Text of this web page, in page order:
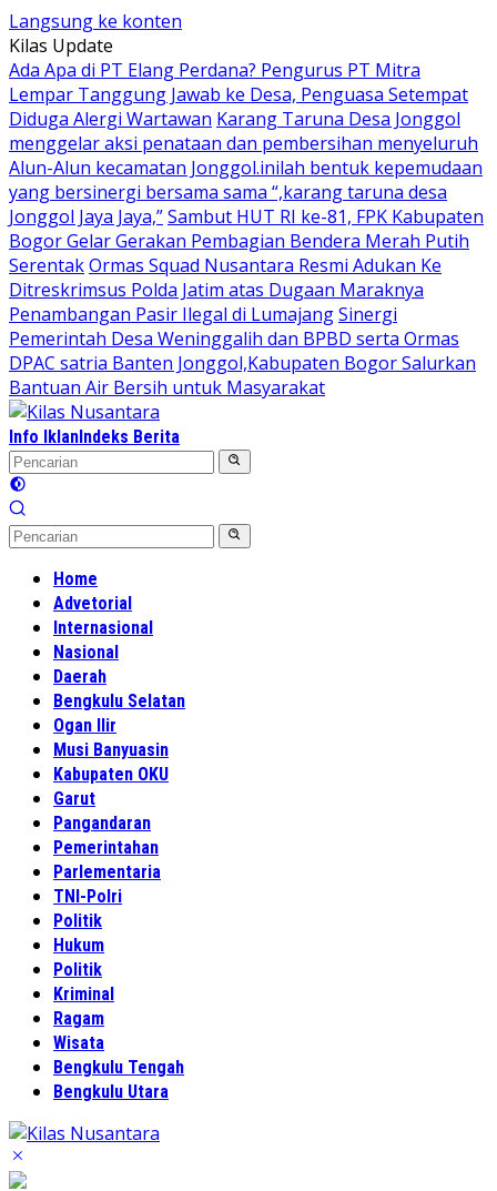
Langsung ke konten
Kilas Update
Ada Apa di PT Elang Perdana? Pengurus PT Mitra
Lempar Tanggung Jawab ke Desa, Penguasa Setempat
Diduga Alergi Wartawan Karang Taruna Desa Jonggol
menggelar aksi penataan dan pembersihan menyeluruh
Alun-Alun kecamatan Jonggol.inilah bentuk kepemudaan
yang bersinergi bersama sama “,karang taruna desa
Jonggol Jaya Jaya,”Sambut HUT RI ke-81, FPK Kabupaten
Bogor Gelar Gerakan Pembagian Bendera Merah Putih
SerentakOrmas Squad Nusantara Resmi Adukan Ke
Ditreskrimsus Polda Jatim atas Dugaan Maraknya
Penambangan Pasir Ilegal di LumajangSinergi
Pemerintah Desa Weninggalih dan BPBD serta Ormas
DPAC satria Banten Jonggol,Kabupaten Bogor Salurkan
Bantuan Air Bersih untuk Masyarakat
Info IklanIndeks Berita
Home
Advetorial
Internasional
Nasional
Daerah
Bengkulu Selatan
Ogan Ilir
Musi Banyuasin
Kabupaten OKU
Garut
Pangandaran
Pemerintahan
Parlementaria
TNI-Polri
Politik
Hukum
Politik
Kriminal
Ragam
Wisata
Bengkulu Tengah
Bengkulu Utara